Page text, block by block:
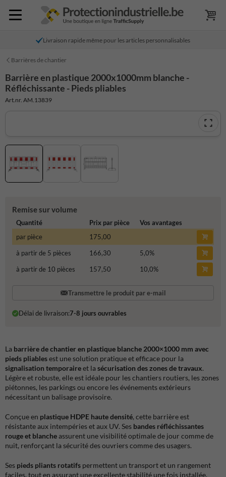
Livraison rapide même pour les articles personnalisables
Barrières de chantier
Barrière en plastique 2000x1000mm blanche -
Réfléchissante - Pieds pliables
Art.nr. AM.13839
Remise sur volume
Quantité Prix par pièce
Vos avantages
par pièce
175,00
à partir de 5 pièces
166,30 5,0%
à partir de 10 pièces
157,50 10,0%
Transmettre le produit par e-mail
Délai de livraison:7-8 jours ouvrables
La barrière de chantier en plastique blanche 2000×1000 mm avec
pieds pliablesest une solution pratique et efficace pour la
signalisation temporaireet la sécurisation des zones de travaux.
Légère et robuste, elle est idéale pour les chantiers routiers, les zones
piétonnes, les parkings ou encore les événements extérieurs
nécessitant un balisage provisoire.
Conçue en plastique HDPE haute densité, cette barrière est
résistante aux intempéries et aux UV. Ses bandes réfléchissantes
rouge et blancheassurent une visibilité optimale de jour comme de
nuit, renforçant la sécurité des ouvriers comme des usagers.
Ses pieds pliants rotatifs permettent un transport et un rangement
faciles, tout en assurant une excellente stabilité une fois installée.